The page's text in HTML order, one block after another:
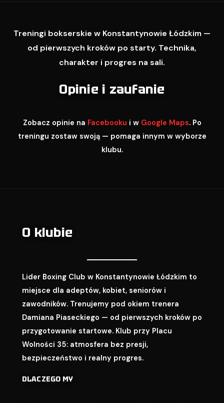
Treningi bokserskie w Konstantynowie Łódzkim —
od pierwszych kroków po starty. Technika,
charakter i progres na sali.
Opinie i zaufanie
Zobacz opinie na Facebooku i w Google Maps. Po
treningu zostaw swoją — pomaga innym w wyborze
klubu.
O klubie
Lider Boxing Club w Konstantynowie Łódzkim to
miejsce dla adeptów, kobiet, seniorów i
zawodników. Trenujemy pod okiem trenera
Damiana Piaseckiego — od pierwszych kroków po
przygotowanie startowe. Klub przy Placu
Wolności 35: atmosfera bez presji,
bezpieczeństwo i realny progres.
DLACZEGO MY